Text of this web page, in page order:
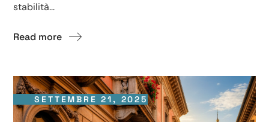
stabilità...
Read more
SETTEMBRE 21, 2025